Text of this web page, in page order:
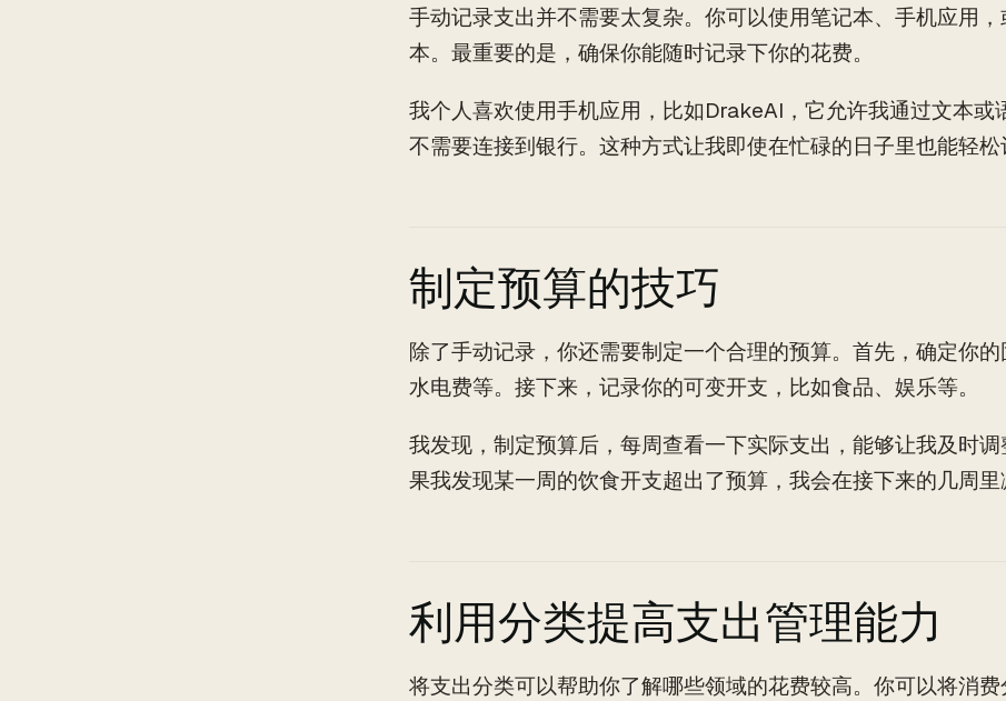
手动记录支出并不需要太复杂。你可以使用笔记本、手机应用
本。最重要的是，确保你能随时记录下你的花费。
我个人喜欢使用手机应用，比如DrakeAI，它允许我通过文本或
不需要连接到银行。这种方式让我即使在忙碌的日子里也能轻松
制定预算的技巧
除了手动记录，你还需要制定一个合理的预算。首先，确定你的
水电费等。接下来，记录你的可变开支，比如食品、娱乐等。
我发现，制定预算后，每周查看一下实际支出，能够让我及时
果我发现某一周的饮食开支超出了预算，我会在接下来的几周里
利用分类提高支出管理能力
将支出分类可以帮助你了解哪些领域的花费较高。你可以将消